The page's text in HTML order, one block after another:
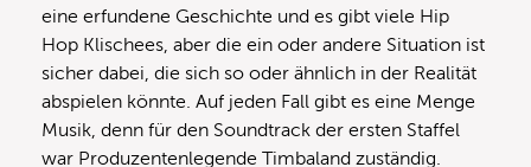
eine erfundene Geschichte und es gibt viele Hip
Hop Klischees, aber die ein oder andere Situation ist
sicher dabei, die sich so oder ähnlich in der Realität
abspielen könnte. Auf jeden Fall gibt es eine Menge
Musik, denn für den Soundtrack der ersten Staffel
war Produzentenlegende Timbaland zuständig.